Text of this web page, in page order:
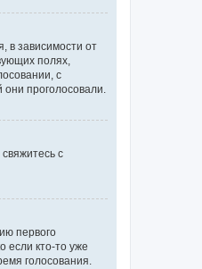
в зависимости от
полях,
с
проголосовали.
с
первого
если кто-то уже
голосования.